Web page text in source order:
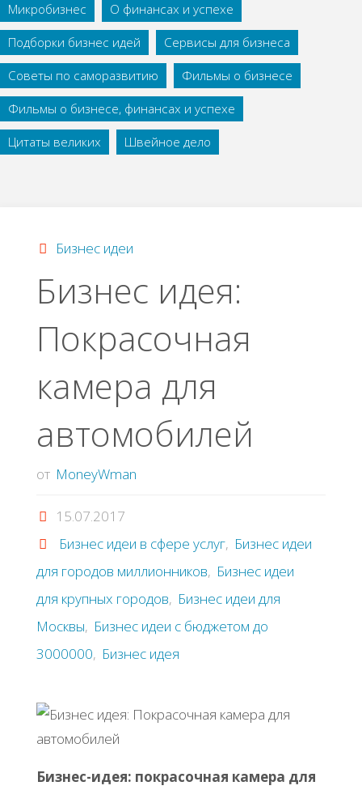
Микробизнес
О финансах и успехе
Подборки бизнес идей
Сервисы для бизнеса
Советы по саморазвитию
Фильмы о бизнесе
Фильмы о бизнесе, финансах и успехе
Цитаты великих
Швейное дело
Бизнес идеи
Бизнес идея:
Покрасочная
камера для
автомобилей
от MoneyWman
15.07.2017
Бизнес идеи в сфере услуг, Бизнес идеи
для городов миллионников, Бизнес идеи
для крупных городов, Бизнес идеи для
Москвы, Бизнес идеи с бюджетом до
3000000, Бизнес идея
Бизнес-идея: покрасочная камера для